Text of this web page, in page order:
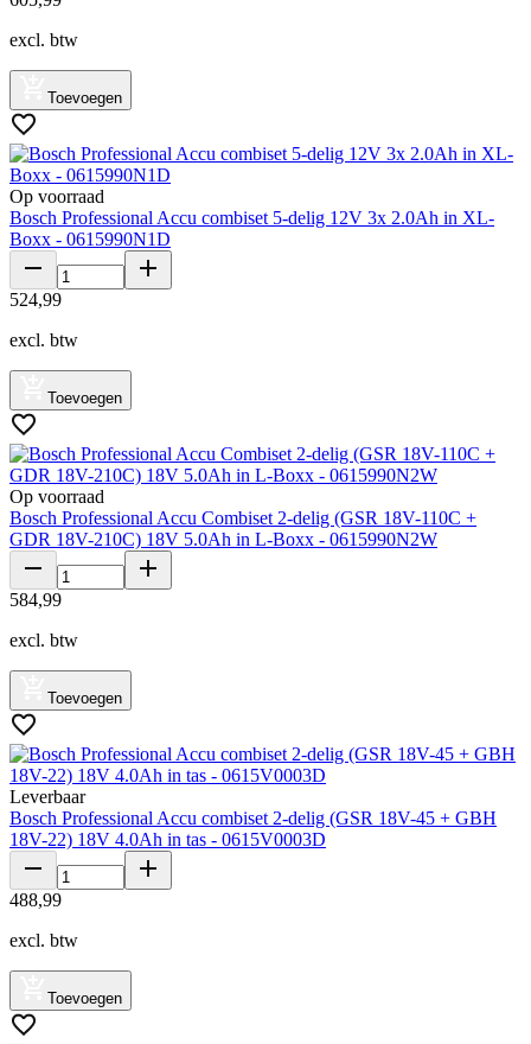
excl. btw
Toevoegen
Op voorraad
Bosch Professional Accu combiset 5-delig 12V 3x 2.0Ah in XL-
Boxx - 0615990N1D
524,99
excl. btw
Toevoegen
Op voorraad
Bosch Professional Accu Combiset 2-delig (GSR 18V-110C +
GDR 18V-210C) 18V 5.0Ah in L-Boxx - 0615990N2W
584,99
excl. btw
Toevoegen
Leverbaar
Bosch Professional Accu combiset 2-delig (GSR 18V-45 + GBH
18V-22) 18V 4.0Ah in tas - 0615V0003D
488,99
excl. btw
Toevoegen